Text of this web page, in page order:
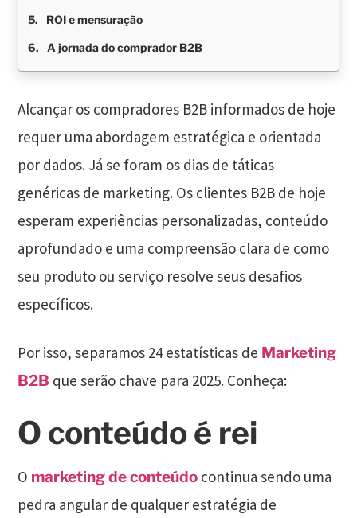
ROI e mensuração
A jornada do comprador B2B
Alcançar os compradores B2B informados de hoje
requer uma abordagem estratégica e orientada
por dados. Já se foram os dias de táticas
genéricas de marketing. Os clientes B2B de hoje
esperam experiências personalizadas, conteúdo
aprofundado e uma compreensão clara de como
seu produto ou serviço resolve seus desafios
específicos.
Por isso, separamos 24 estatísticas de Marketing
B2B que serão chave para 2025. Conheça:
O conteúdo é rei
O marketing de conteúdo continua sendo uma
pedra angular de qualquer estratégia de